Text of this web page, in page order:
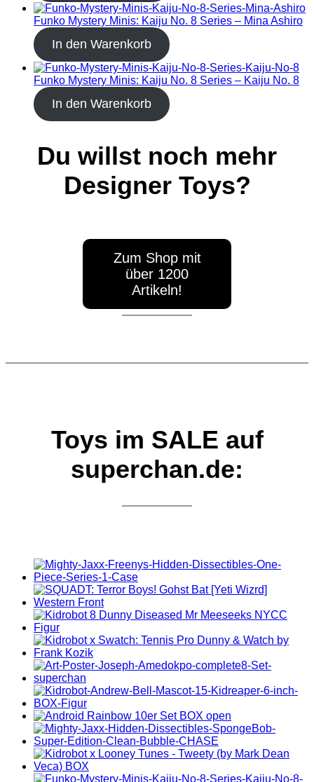
Funko Mystery Minis: Kaiju No. 8 Series – Mina Ashiro
In den Warenkorb
Funko Mystery Minis: Kaiju No. 8 Series – Kaiju No. 8
In den Warenkorb
Du willst noch mehr
Designer Toys?
Zum Shop mit
über 1200
Artikeln!
Toys im SALE auf
superchan.de: